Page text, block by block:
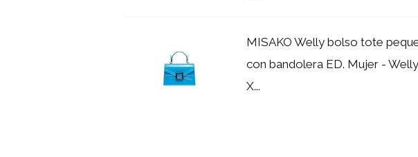
MISAKO Welly bolso tote
con bandolera ED. Mujer -
X...